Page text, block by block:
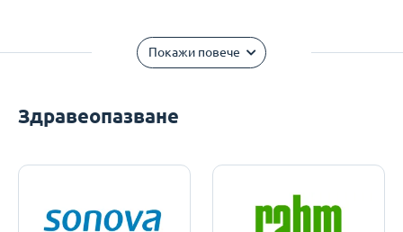
Покажи повече
Здравеопазване